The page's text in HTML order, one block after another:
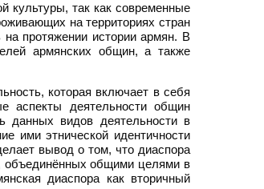
культуры, так как современные
на территориях стран
на протяжении истории армян. В
армянских общин, а также
которая включает в себя
аспекты деятельности общин
данных видов деятельности в
ими этнической идентичности
вывод о том, что диаспора
объединённых общими целями в
диаспора как вторичный